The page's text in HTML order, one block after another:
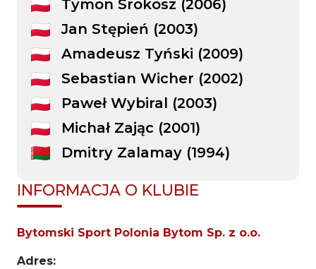
Tymon Srokosz (2006)
Jan Stępień (2003)
Amadeusz Tyński (2009)
Sebastian Wicher (2002)
Paweł Wybiral (2003)
Michał Zając (2001)
Dmitry Zalamay (1994)
INFORMACJA O KLUBIE
Bytomski Sport Polonia Bytom Sp. z o.o.
Adres: